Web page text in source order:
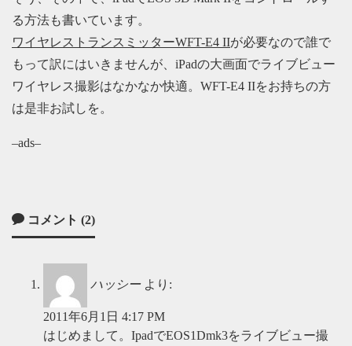
る方法も書いています。
ワイヤレストランスミッターWFT-E4 IIが必要なので誰で
もって訳にはいきませんが、iPadの大画面でライブビュー
ワイヤレス撮影はなかなか快適。WFT-E4 IIをお持ちの方
は是非お試しを。
–ads–
コメント (2)
ハッシー より:
2011年6月1日 4:17 PM
はじめまして。IpadでEOS1Dmk3をライブビュー撮